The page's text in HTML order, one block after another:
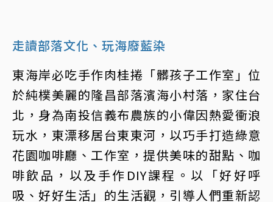
走讀部落文化、玩海廢藍染
東海岸必吃手作肉桂捲「髒孩子工作室」位
於純樸美麗的隆昌部落濱海小村落，家住台
北，身為南投信義布農族的小偉因熱愛衝浪
玩水，東漂移居台東東河，以巧手打造綠意
花園咖啡廳、工作室，提供美味的甜點、咖
啡飲品，以及手作DIY課程。以「好好呼
吸、好好生活」的生活觀，引導人們重新認